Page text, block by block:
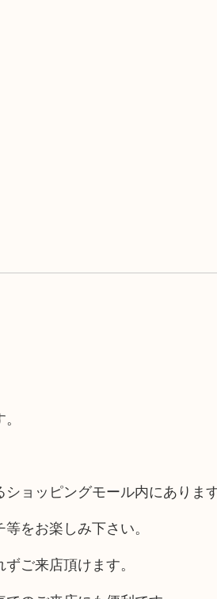
ョッピングモール内にあります
をお楽しみ下さい。
ご来店頂けます。